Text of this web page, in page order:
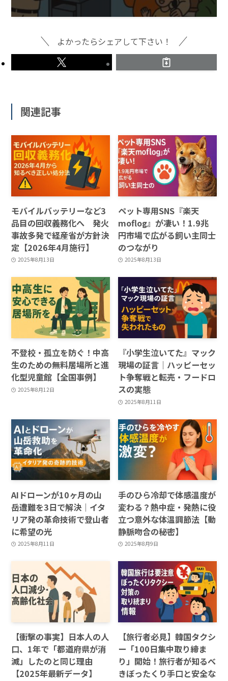
よかったらシェアして下さい！
関連記事
モバイルバッテリーなど3
品目の回収義務化へ 発火
事故多発で経産省が方針決
定【2026年4月施行】
2025年8月13日
ペット専用SNS『楽天
moflog』が凄い！1.9兆
円市場で広がる飼い主同士
のつながり
2025年8月13日
不登校・孤立を防ぐ！中高
生のための無料居場所と進
化型児童館【全国事例】
2025年8月12日
『小学生泣いてた』マック
現場の証言｜ハッピーセッ
ト争奪戦と転売・フードロ
スの実態
2025年8月11日
AIドローンが10ヶ月の山
岳遭難を3日で解決｜イタ
リア発の革命技術で登山者
に希望の光
2025年8月11日
手のひら冷却で体感温度が
変わる？熱中症・発熱に役
立つ意外な体温調節法【動
静脈吻合の秘密】
2025年8月9日
【衝撃の事実】日本人の人
口、1年で「都道府県が消
滅」したのと同じ理由
【2025年最新データ】
【旅行者必見】韓国タクシ
ー「100日集中取り締ま
り」開始！旅行者が知るべ
きぼったくり手口と安全な